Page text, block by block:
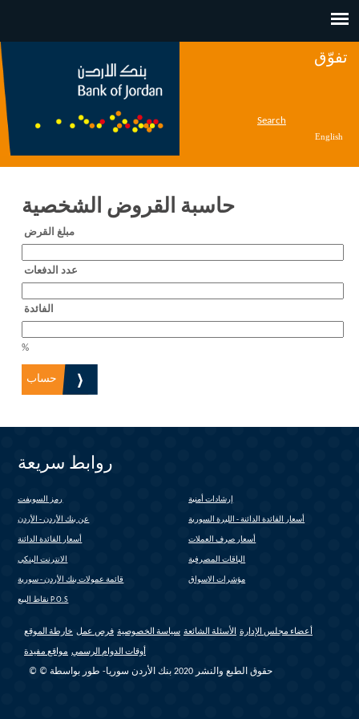
تفوّق
Search
English
حاسبة القروض الشخصية
‏مبلغ القرض ‏
‏عدد الدفعات ‏
‏الفائدة ‏
%
روابط سريعة
رمز السويفت إرشادات أمنية
عن بنك الأردن - الأردن أسعار الفائدة الدائنة - الليرة السورية
أسعار الفائدة الدائنة أسعار صرف العملات
الانترنت البنكي الباقات المصرفية
قائمة عمولات بنك الأردن - سورية مؤشرات الاسواق
نقاط البيع P.O.S
خارطة الموقع فرص عمل سياسة الخصوصية الأسئلة الشائعة أعضاء مجلس الإدارة
مواقع مفيدة أوقات الدوام الرسمي
© © حقوق الطبع والنشر 2020 بنك الأردن سوريا- طور بواسطة